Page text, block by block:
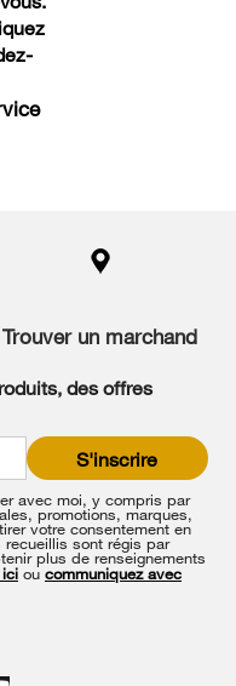
Trouver un marchand
des offres
S'inscrire
avec moi, y compris par
promotions, marques,
votre consentement en
sont régis par
plus de renseignements
ou communiquez avec